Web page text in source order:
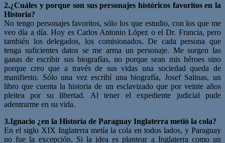
2.¿Cuáles y porque son sus personajes históricos favoritos en la
Historia?
No tengo personajes favoritos, sólo los que estudio, con los que me
veo día a día. Hoy es Carlos Antonio López o el Dr. Francia, pero
también los delegados, los comisionados. De cada persona que
tenga suficientes datos se me arma un personaje. Me surgen las
ganas de escribir sus biografías, no porque sean mis héroes sino
porque creo que a través de sus vidas una sociedad queda de
manifiesto. Sólo una vez escribí una biografía, Josef Salinas, un
libro que cuenta la historia de un esclavizado que por veinte años
pleitea por su libertad. Al tener el expediente judicial pude
adentrarme en su vida.
3.Ignacio ¿en la Historia de Paraguay Inglaterra metió la cola?
En el siglo XIX Inglaterra metía la cola en todos lados, y Paraguay
no fue la excepción. Si la idea es plantear a Inglaterra como un